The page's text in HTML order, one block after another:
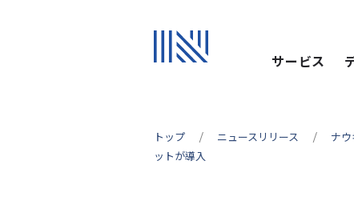
サービス
トップ ニュースリリース
ナ
ットが導入